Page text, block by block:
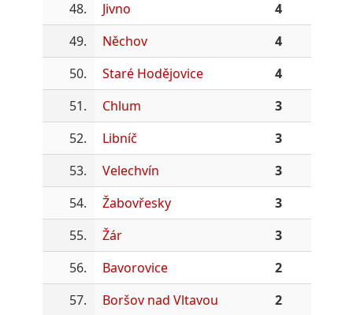
48. Jivno
4
49.
Něchov
4
50.
Staré Hodějovice
4
51.
Chlum
3
52.
Libníč
3
53.
Velechvín
3
54.
Žabovřesky
3
55.
Žár
3
56.
Bavorovice
2
57.
Boršov nad Vltavou
2